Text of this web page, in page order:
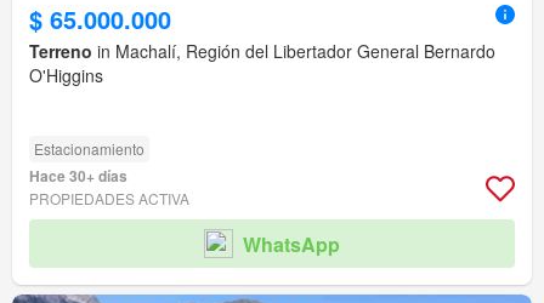
$ 65.000.000
Terreno in Machalí, Región del Libertador General Bernardo
O'Higgins
Estacionamiento
Hace 30+ días
PROPIEDADES ACTIVA
WhatsApp